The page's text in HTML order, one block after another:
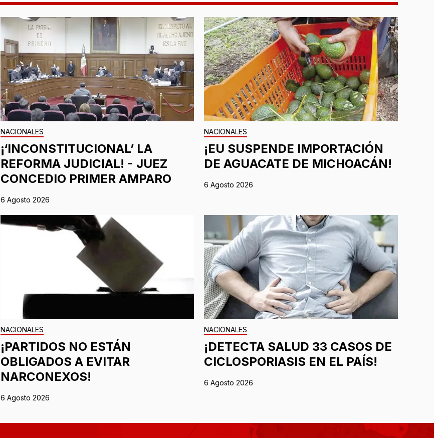
NACIONALES
¡‘INCONSTITUCIONAL’ LA
REFORMA JUDICIAL! - JUEZ
CONCEDIO PRIMER AMPARO
6 Agosto 2026
NACIONALES
¡EU SUSPENDE IMPORTACIÓN
DE AGUACATE DE MICHOACÁN!
6 Agosto 2026
NACIONALES
¡PARTIDOS NO ESTÁN
OBLIGADOS A EVITAR
NARCONEXOS!
6 Agosto 2026
NACIONALES
¡DETECTA SALUD 33 CASOS DE
CICLOSPORIASIS EN EL PAÍS!
6 Agosto 2026